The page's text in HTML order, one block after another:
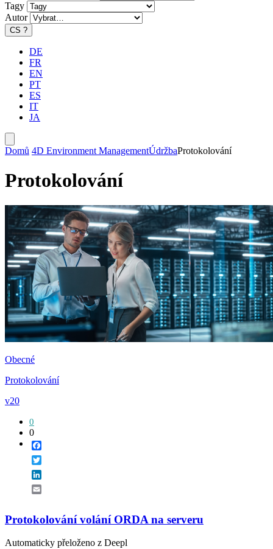
Tagy
Autor
CS ?
DE
FR
EN
PT
ES
IT
JA
Domů 4D Environment ManagementÚdržbaProtokolování
Protokolování
Obecné
Protokolování
v20
0
0
Protokolování volání ORDA na serveru
Automaticky přeloženo z Deepl